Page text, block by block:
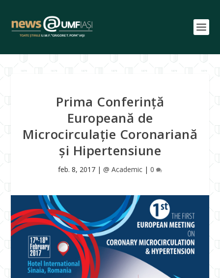
Prima Conferință
Europeană de
Microcirculație Coronariană
și Hipertensiune
feb. 8, 2017 | @ Academic | 0